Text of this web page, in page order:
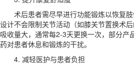
术后患者需尽早进行功能锻炼以恢复
设计不会限制关节活动（如膝关节置换术
吸收量大，通常每2-3天更换一次，部分产
药对患者休息和锻炼的干扰。
4. 减轻医护与患者负担